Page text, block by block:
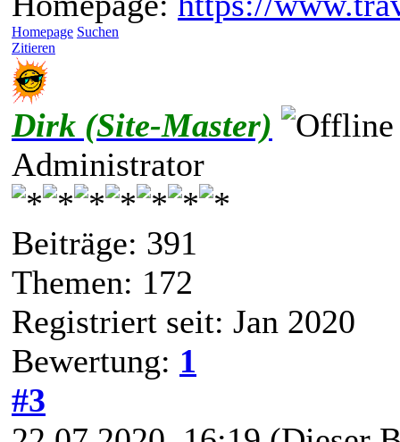
Homepage Suchen
Zitieren
Dirk (Site-Master)
Administrator
Beiträge: 391
Themen: 172
Registriert seit: Jan 2020
Bewertung: 1
#3